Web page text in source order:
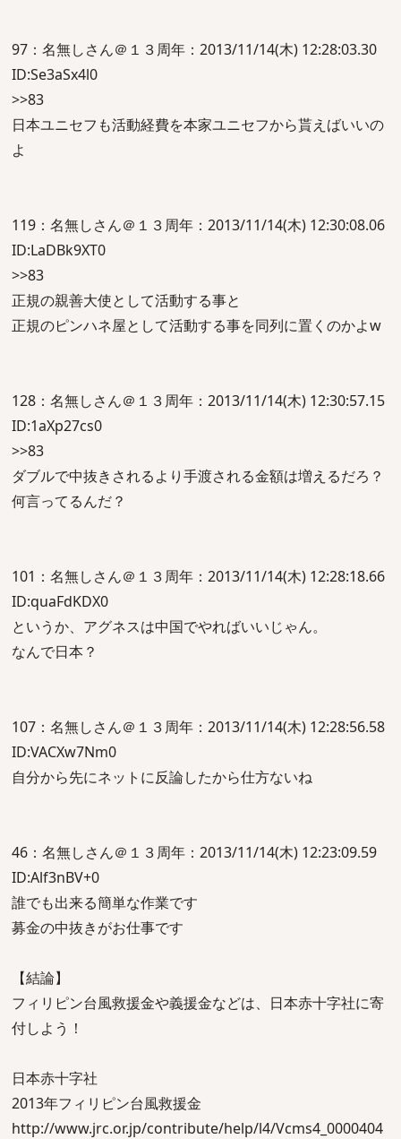
97：名無しさん＠１３周年：2013/11/14(木) 12:28:03.30
ID:Se3aSx4l0
>>83
日本ユニセフも活動経費を本家ユニセフから貰えばいいの
よ
119：名無しさん＠１３周年：2013/11/14(木) 12:30:08.06
ID:LaDBk9XT0
>>83
正規の親善大使として活動する事と
正規のピンハネ屋として活動する事を同列に置くのかよw
128：名無しさん＠１３周年：2013/11/14(木) 12:30:57.15
ID:1aXp27cs0
>>83
ダブルで中抜きされるより手渡される金額は増えるだろ？
何言ってるんだ？
101：名無しさん＠１３周年：2013/11/14(木) 12:28:18.66
ID:quaFdKDX0
というか、アグネスは中国でやればいいじゃん。
なんで日本？
107：名無しさん＠１３周年：2013/11/14(木) 12:28:56.58
ID:VACXw7Nm0
自分から先にネットに反論したから仕方ないね
46：名無しさん＠１３周年：2013/11/14(木) 12:23:09.59
ID:Alf3nBV+0
誰でも出来る簡単な作業です
募金の中抜きがお仕事です
【結論】
フィリピン台風救援金や義援金などは、日本赤十字社に寄
付しよう！
日本赤十字社
2013年フィリピン台風救援金
http://www.jrc.or.jp/contribute/help/l4/Vcms4_0000404